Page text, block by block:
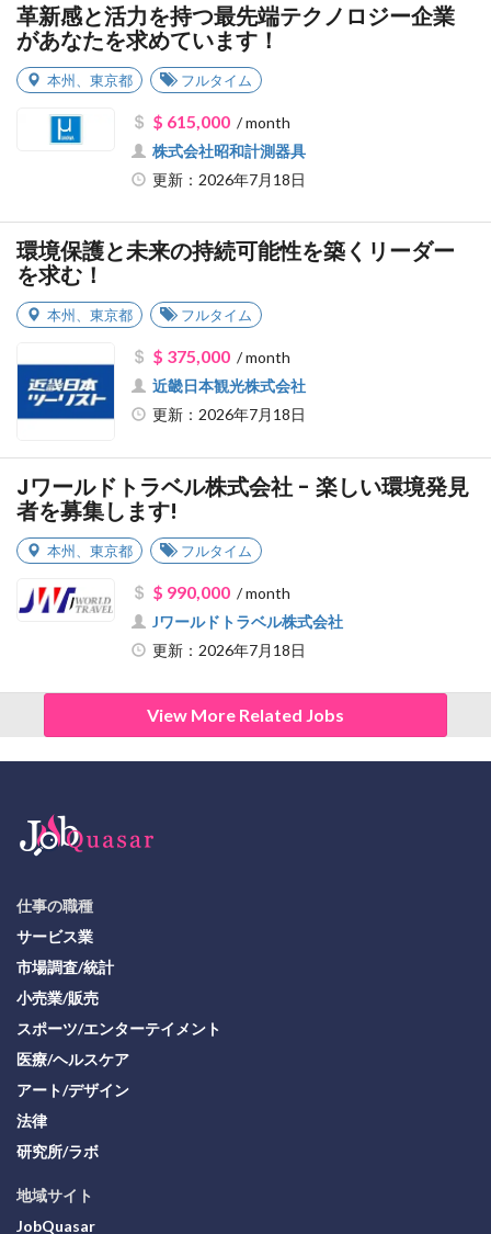
革新感と活力を持つ最先端テクノロジー企業
があなたを求めています！
本州 東京都 フルタイム
$ 615,000/ month
株式会社昭和計測器具
更新：2026年7月18日
環境保護と未来の持続可能性を築くリーダー
を求む！
本州 東京都 フルタイム
$ 375,000/ month
近畿日本観光株式会社
更新：2026年7月18日
Jワールドトラベル株式会社 - 楽しい環境発見
者を募集します!
本州 東京都 フルタイム
$ 990,000/ month
Jワールドトラベル株式会社
更新：2026年7月18日
View More Related Jobs
仕事の職種
サービス業
市場調査/統計
小売業/販売
スポーツ/エンターテイメント
医療/ヘルスケア
アート/デザイン
法律
研究所/ラボ
地域サイト
JobQuasar